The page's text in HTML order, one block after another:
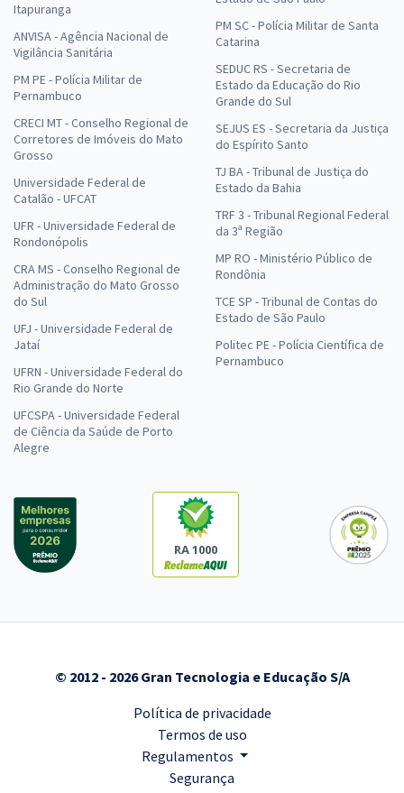
Itapuranga
ANVISA - Agência Nacional de
Vigilância Sanitária
PM PE - Polícia Militar de
Pernambuco
CRECI MT - Conselho Regional de
Corretores de Imóveis do Mato
Grosso
Universidade Federal de
Catalão - UFCAT
UFR - Universidade Federal de
Rondonópolis
CRA MS - Conselho Regional de
Administração do Mato Grosso
do Sul
UFJ - Universidade Federal de
Jataí
UFRN - Universidade Federal do
Rio Grande do Norte
UFCSPA - Universidade Federal
de Ciência da Saúde de Porto
Alegre
PM SC - Polícia Militar de Santa
Catarina
SEDUC RS - Secretaria de
Estado da Educação do Rio
Grande do Sul
SEJUS ES - Secretaria da Justiça
do Espírito Santo
TJ BA - Tribunal de Justiça do
Estado da Bahia
TRF 3 - Tribunal Regional Federal
da 3ª Região
MP RO - Ministério Público de
Rondônia
TCE SP - Tribunal de Contas do
Estado de São Paulo
Politec PE - Polícia Científica de
Pernambuco
RA 1000
© 2012 - 2026 Gran Tecnologia e Educação S/A
Política de privacidade
Termos de uso
Regulamentos
Segurança